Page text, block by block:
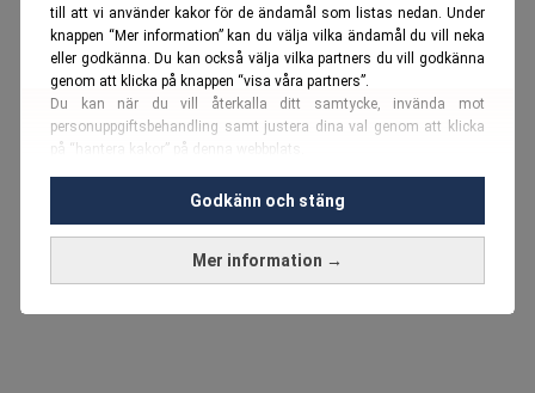
till att vi använder kakor för de ändamål som listas nedan. Under
knappen “Mer information” kan du välja vilka ändamål du vill neka
eller godkänna. Du kan också välja vilka partners du vill godkänna
genom att klicka på knappen “visa våra partners”.
Du kan när du vill återkalla ditt samtycke, invända mot
personuppgiftsbehandling samt justera dina val genom att klicka
på “hantera kakor” på denna webbplats.
Du kan fördjupa dig ytterligare i vårcookie-policy
Vi använder kakor och personuppgifter för dessa syften:
Nödvändiga cookies och liknande tekniker, anpassning av
Mer information →
Godkänn och stäng